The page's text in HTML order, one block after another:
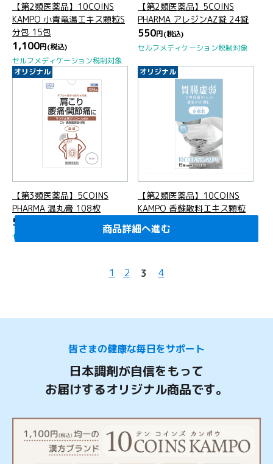
商品詳細へ進む
商品詳細へ進む
商品詳細へ進む
商品詳細へ進む
商品詳細へ進む
商品詳細へ進む
商品詳細へ進む
商品詳細へ進む
商品詳細へ進む
商品詳細へ進む
商品詳細へ進む
商品詳細へ進む
商品詳細へ進む
商品詳細へ進む
商品詳細へ進む
商品詳細へ進む
【第2類医薬品】10COINS
KAMPO 小青竜湯エキス顆粒S
分包 15包
1,100円(税込)
セルフメディケーション税制対象
商品詳細へ進む
【第2類医薬品】5COINS
PHARMA アレジンAZ錠 24錠
550円(税込)
セルフメディケーション税制対象
商品詳細へ進む
オリジナル
【第3類医薬品】5COINS
PHARMA 温丸膏 108枚
550
セルフメディケーション税制対象
商品詳細へ進む
オリジナル
【第2類医薬品】10COINS
KAMPO 香蘇散料エキス顆粒
1,100円
商品詳細へ進む
1 2 3 4
皆さまの健康な毎日をサポート
日本調剤が自信をもって
お届けするオリジナル商品です。